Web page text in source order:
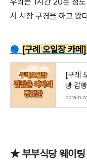
서 시장 구경을 하고 왔
🟢 [구례 오일장 카페
[구례
빵 감
★ 부부식당 웨이